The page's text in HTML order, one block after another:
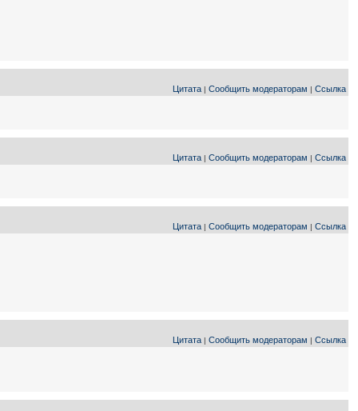
Цитата | Сообщить модераторам | Ссылка
Цитата | Сообщить модераторам | Ссылка
Цитата | Сообщить модераторам | Ссылка
Цитата | Сообщить модераторам | Ссылка